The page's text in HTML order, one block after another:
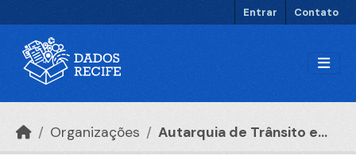
Entrar Contato
Organizações Autarquia de Trânsito e...